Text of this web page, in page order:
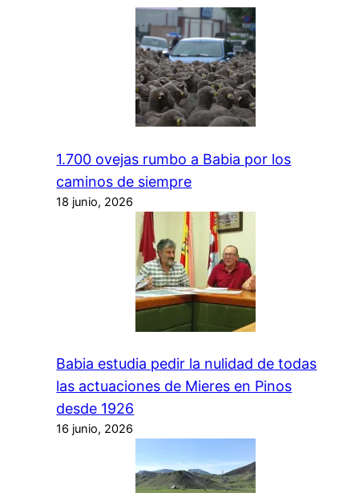
1.700 ovejas rumbo a Babia por los
caminos de siempre
18 junio, 2026
Babia estudia pedir la nulidad de todas
las actuaciones de Mieres en Pinos
desde 1926
16 junio, 2026